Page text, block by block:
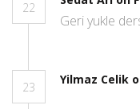
22
Geri yukle
23
Yilmaz Celik